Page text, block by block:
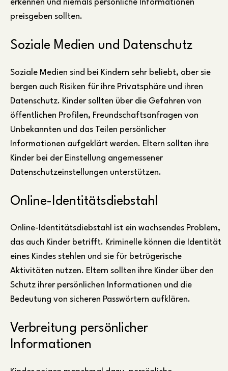
erkennen und niemals persönliche Informationen
preisgeben sollten.
Soziale Medien und Datenschutz
Soziale Medien sind bei Kindern sehr beliebt, aber sie
bergen auch Risiken für ihre Privatsphäre und ihren
Datenschutz. Kinder sollten über die Gefahren von
öffentlichen Profilen, Freundschaftsanfragen von
Unbekannten und das Teilen persönlicher
Informationen aufgeklärt werden. Eltern sollten ihre
Kinder bei der Einstellung angemessener
Datenschutzeinstellungen unterstützen.
Online-Identitätsdiebstahl
Online-Identitätsdiebstahl ist ein wachsendes Problem,
das auch Kinder betrifft. Kriminelle können die Identität
eines Kindes stehlen und sie für betrügerische
Aktivitäten nutzen. Eltern sollten ihre Kinder über den
Schutz ihrer persönlichen Informationen und die
Bedeutung von sicheren Passwörtern aufklären.
Verbreitung persönlicher
Informationen